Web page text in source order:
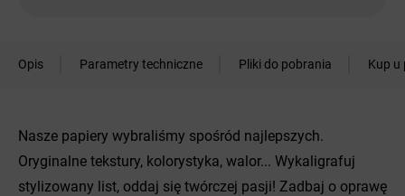
Opis Parametry techniczne Pliki do pobrania Kup u
Nasze papiery wybraliśmy spośród najlepszych.
Oryginalne tekstury, kolorystyka, walor... Wykaligrafuj
stylizowany list, oddaj się twórczej pasji! Zadbaj o oprawę